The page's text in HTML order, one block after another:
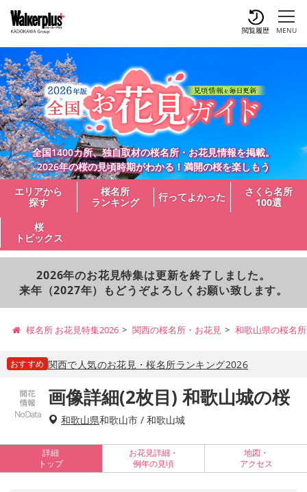
MENU
閲覧履歴
全国1400カ所、独自取材の桜名所・お花見情報を掲載。
2026年の桜の見頃時期がわかる！満開の桜を楽しもう
エリアから
探す
桜名所
ランキング
行ってよかった
さくら名所
100選
桜
トピックス
2026年のお花見特集は更新を終了しました。
来年（2027年）もどうぞよろしくお願い致します。
桜名所 お花見特集2026 関西の桜名所・お花見 和歌山県の桜名
おすすめ 関西で人気のお花見・桜名所ランキング2026
画像詳細(2枚目) 和歌山城の桜
和歌山県和歌山市 / 和歌山城
詳細
トップ
お花見詳細・
例年の見頃
地図・
アクセス